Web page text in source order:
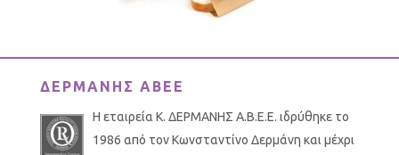
ΔΕΡΜΑΝΗΣ ΑΒΕΕ
Η εταιρεία Κ. ΔΕΡΜΑΝΗΣ Α.Β.Ε.Ε. ιδρύθηκε το
1986 από τον Κωνσταντίνο Δερμάνη και μέχρι